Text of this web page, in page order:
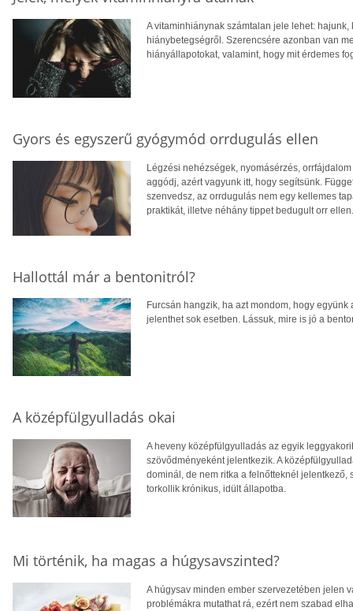
A vitaminhiánynak számtalan jele lehet:
hiánybetegségről. Szerencsére azonban van
hiányállapotokat, valamint, hogy mit érdemes
Gyors és egyszerű gyógymód orrdugulás ellen
Légzési nehézségek, nyomásérzés,
aggódj, azért vagyunk itt, hogy segítsünk.
szenvedsz, az orrdugulás nem egy kellemes
praktikát, illetve néhány tippet bedugult orr ellen.
Hallottál már a bentonitról?
Furcsán hangzik, ha azt mondom, hogy
jelenthet sok esetben. Lássuk, mire is jó a
A középfülgyulladás okai
A heveny középfülgyulladás az egyik
szövődményeként jelentkezik. A
dominál, de nem ritka a felnőtteknél
torkollik krónikus, idült állapotba.
Mi történik, ha magas a húgysavszinted?
A húgysav minden ember szervezetében jelen
problémákra mutathat rá, ezért nem szabad